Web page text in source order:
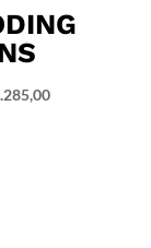
285,00El